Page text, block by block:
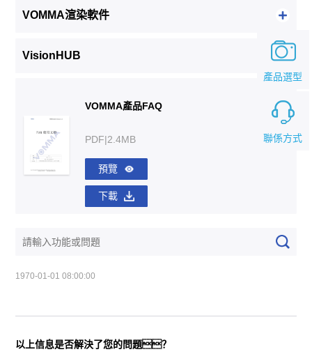
VOMMA渲染軟件
VisionHUB
VOMMA產品FAQ
PDF|2.4MB
預覽
下載
1970-01-01 08:00:00
以上信息是否解決了您的問題？
聯係方式
產品選型